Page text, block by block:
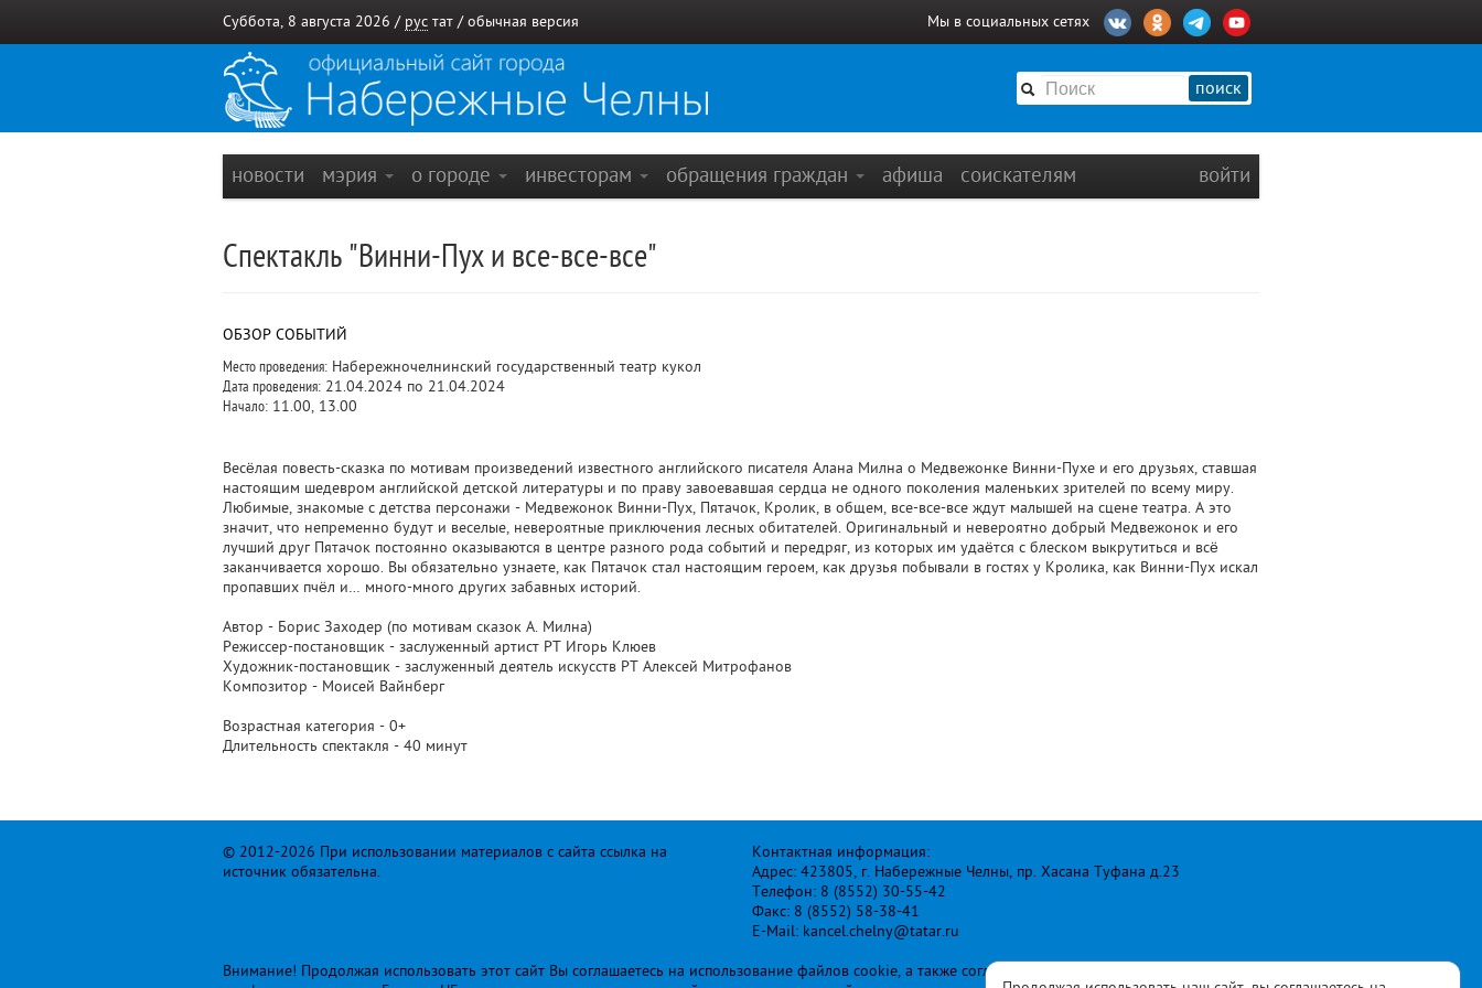
Суббота, 8 августа 2026 / рус тат / обычная версия Мы в социальных сетях
поиск
новости мэрия о городе инвесторам обращения граждан афиша соискателям войти
Спектакль "Винни-Пух и все-все-все"
ОБЗОР СОБЫТИЙ
Место проведения: Набережночелнинский государственный театр кукол
Дата проведения: 21.04.2024 по 21.04.2024
Начало: 11.00, 13.00
Весёлая повесть-сказка по мотивам произведений известного английского писателя Алана Милна о Медвежонке Винни-Пухе и его друзьях, ставшая
настоящим шедевром английской детской литературы и по праву завоевавшая сердца не одного поколения маленьких зрителей по всему миру.
Любимые, знакомые с детства персонажи - Медвежонок Винни-Пух, Пятачок, Кролик, в общем, все-все-все ждут малышей на сцене театра. А это
значит, что непременно будут и веселые, невероятные приключения лесных обитателей. Оригинальный и невероятно добрый Медвежонок и его
лучший друг Пятачок постоянно оказываются в центре разного рода событий и передряг, из которых им удаётся с блеском выкрутиться и всё
заканчивается хорошо. Вы обязательно узнаете, как Пятачок стал настоящим героем, как друзья побывали в гостях у Кролика, как Винни-Пух искал
пропавших пчёл и… много-много других забавных историй.
Автор - Борис Заходер (по мотивам сказок А. Милна)
Режиссер-постановщик - заслуженный артист РТ Игорь Клюев
Художник-постановщик - заслуженный деятель искусств РТ Алексей Митрофанов
Композитор - Моисей Вайнберг
Возрастная категория - 0+
Длительность спектакля - 40 минут
© 2012-2026 При использовании материалов с сайта ссылка на
источник обязательна.
Контактная информация:
Адрес: 423805, г. Набережные Челны, пр. Хасана Туфана д.23
Телефон: 8 (8552) 30-55-42
Факс: 8 (8552) 58-38-41
E-Mail: kancel.chelny@tatar.ru
Внимание! Продолжая использовать этот сайт Вы соглашаетесь на использование файлов cookie, а также согласны с